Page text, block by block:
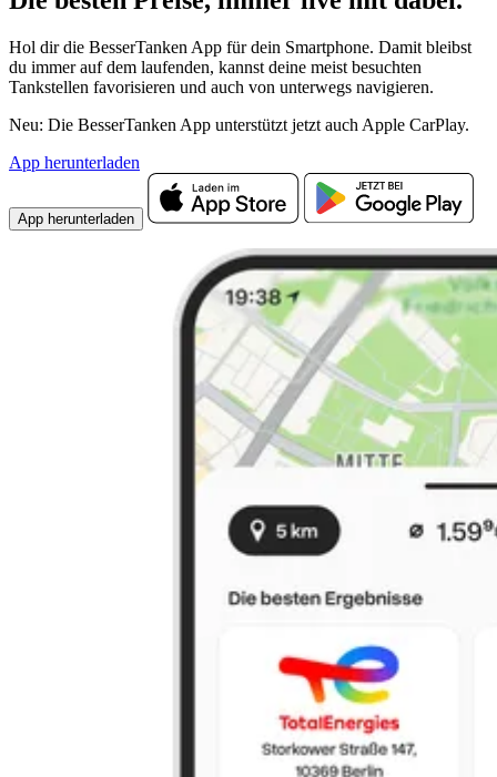
Hol dir die BesserTanken App für dein Smartphone. Damit bleibst
du immer auf dem laufenden, kannst deine meist besuchten
Tankstellen favorisieren und auch von unterwegs navigieren.
Neu: Die BesserTanken App unterstützt jetzt auch Apple CarPlay.
App herunterladen
App herunterladen